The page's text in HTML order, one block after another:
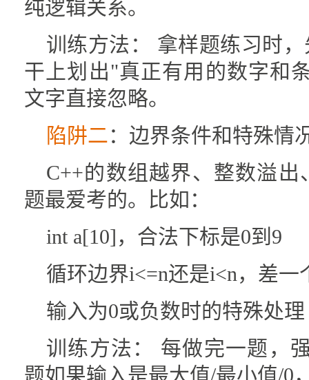
纯逻辑关系。
训练方法： 拿样题练习时
干上划出"真正有用的数字和
文字直接忽略。
陷阱二：边界条件和特殊情
C++的数组越界、整数溢
题最爱考的。比如：
int a[10]，合法下标是0到9
循环边界i<=n还是i<n，差一
输入为0或负数时的特殊处理
训练方法： 每做完一题，
题如果输入是最大值/最小值/0